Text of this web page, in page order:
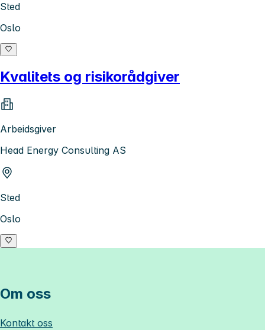
Sted
Oslo
Kvalitets og risikorådgiver
Arbeidsgiver
Head Energy Consulting AS
Sted
Oslo
Om oss
Kontakt oss